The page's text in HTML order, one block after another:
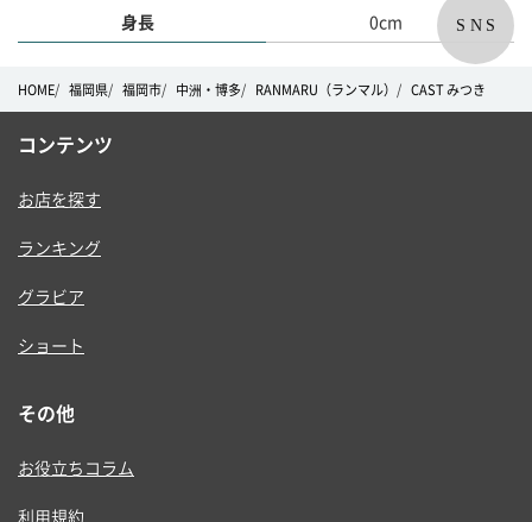
身長 0cm SNS
HOME 福岡県 福岡市 中洲・博多 RANMARU（ランマル） CAST みつき
コンテンツ
お店を探す
ランキング
グラビア
ショート
その他
お役立ちコラム
利用規約